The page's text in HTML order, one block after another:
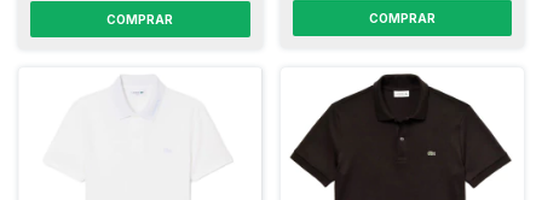
COMPRAR COMPRAR